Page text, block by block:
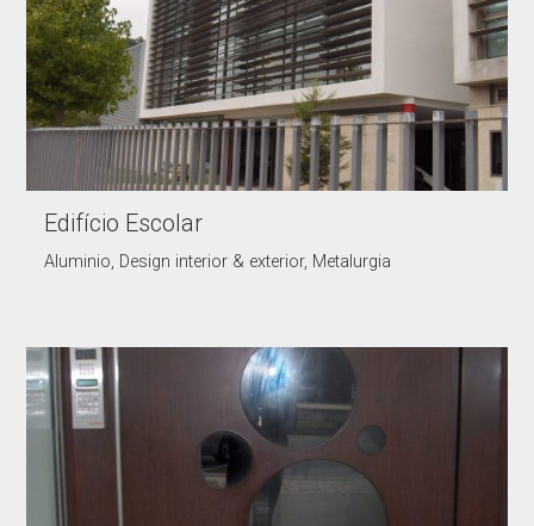
Edifício Escolar
Aluminio, Design interior & exterior, Metalurgia